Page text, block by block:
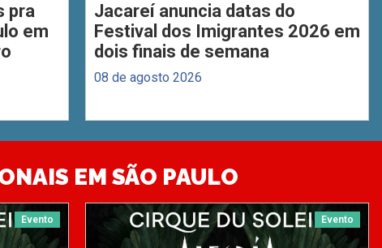
pra
em
Jacareí anuncia datas do
Festival dos Imigrantes 2026 em
dois finais de semana
08 de agosto 2026
EM SÃO PAULO
Evento Evento